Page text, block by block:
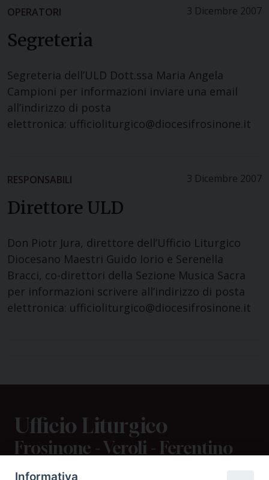
3 Dicembre 2007
OPERATORI
Segreteria
Segreteria dell’ULD Dott.ssa Maria Angela
Campioni per informazioni inviare una email
all’indirizzo di posta
elettronica: ufficioliturgico@diocesifrosinone.it
3 Dicembre 2007
RESPONSABILI
Direttore ULD
Don Piotr Jura, direttore dell’Ufficio Liturgico
Diocesano Maestri Guido Iorio e Serenella
Bracci, co-direttori della Sezione Musica Sacra
per informazioni scrivere all’indirizzo di posta
elettronica: ufficioliturgico@diocesifrosinone.it
Ufficio Liturgico
Frosinone - Veroli - Ferentino
Informativa